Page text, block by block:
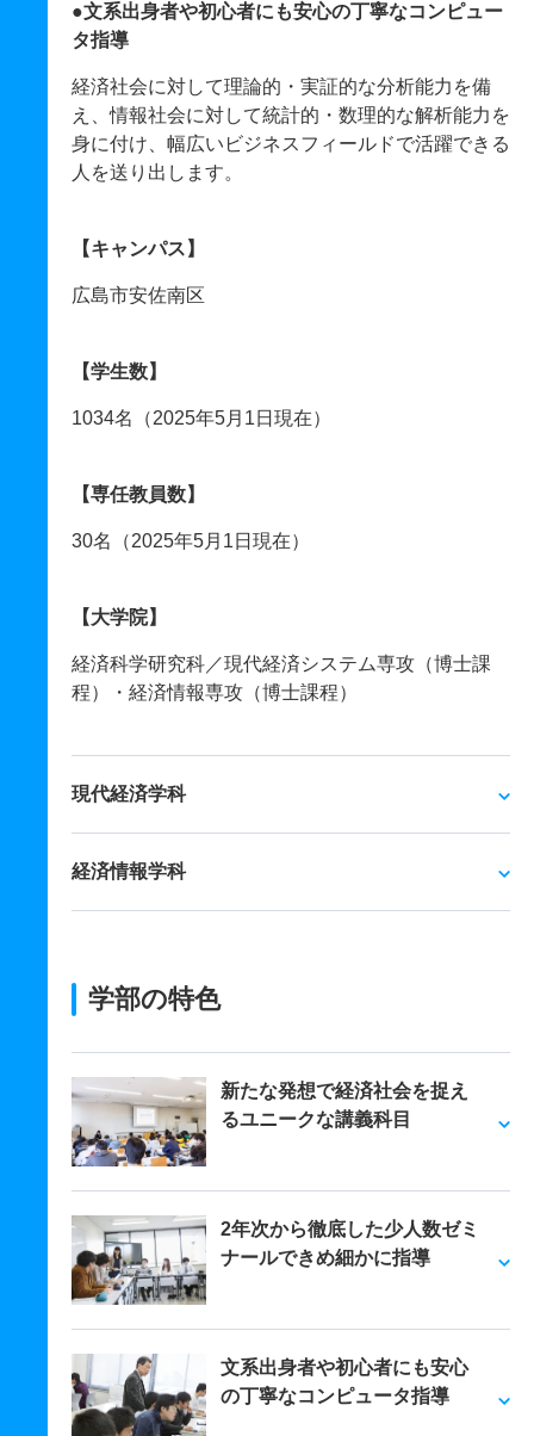
●文系出身者や初心者にも安心の丁寧なコンピュー
タ指導
経済社会に対して理論的・実証的な分析能力を備
え、情報社会に対して統計的・数理的な解析能力を
身に付け、幅広いビジネスフィールドで活躍できる
人を送り出します。
【キャンパス】
広島市安佐南区
【学生数】
1034名（2025年5月1日現在）
【専任教員数】
30名（2025年5月1日現在）
【大学院】
経済科学研究科／現代経済システム専攻（博士課
程）・経済情報専攻（博士課程）
現代経済学科
経済情報学科
学部の特色
新たな発想で経済社会を捉え
るユニークな講義科目
2年次から徹底した少人数ゼミ
ナールできめ細かに指導
文系出身者や初心者にも安心
の丁寧なコンピュータ指導